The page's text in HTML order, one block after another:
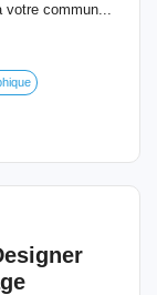
votre commun...